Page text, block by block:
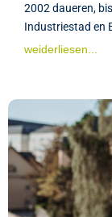
2002 daueren,
Industriestad en
weiderliesen...